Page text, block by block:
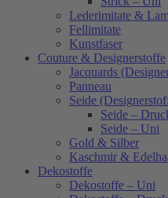
Lederimitate &
Fellimitate
Kunstfaser
Couture & Designerstoffe
Jacquards
Panneau
Seide
Seide –
Seide – Uni
Gold & Silber
Kaschmir &
Dekostoffe
Dekostoffe – Uni